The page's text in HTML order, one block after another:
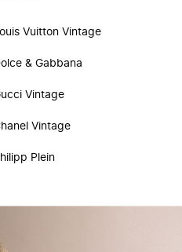
Vuitton Vintage
& Gabbana
Vintage
Vintage
Plein